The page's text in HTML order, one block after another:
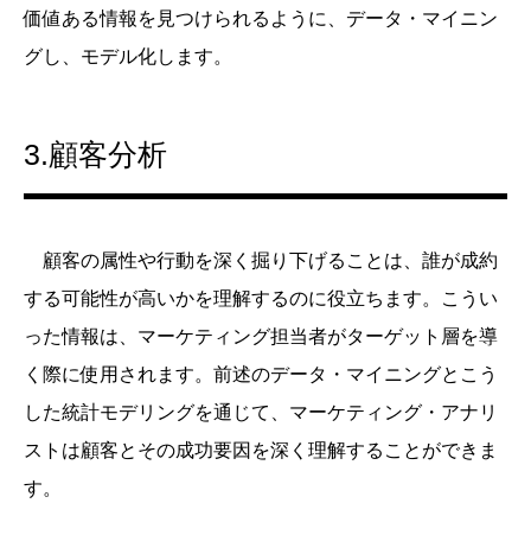
価値ある情報を見つけられるように、データ・マイニン
グし、モデル化します。
3.顧客分析
顧客の属性や行動を深く掘り下げることは、誰が成約
する可能性が高いかを理解するのに役立ちます。こうい
った情報は、マーケティング担当者がターゲット層を導
く際に使用されます。前述のデータ・マイニングとこう
した統計モデリングを通じて、マーケティング・アナリ
ストは顧客とその成功要因を深く理解することができま
す。